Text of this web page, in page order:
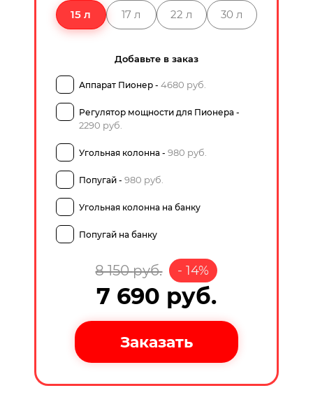
15 л 17 л 22 л 30 л
Добавьте в заказ
Аппарат Пионер - 4680 руб.
Регулятор мощности для Пионера -
2290 руб.
Угольная колонна - 980 руб.
Попугай - 980 руб.
Угольная колонна на банку
Попугай на банку
8 150руб. -14%
7 690 руб.